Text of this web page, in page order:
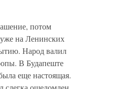
потом
на Ленинских
Народ валил
В Будапеште
еще настоящая.